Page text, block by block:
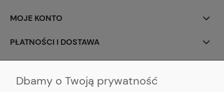
MOJE KONTO
PŁATNOŚCI I DOSTAWA
Dbamy o Twoją prywatność